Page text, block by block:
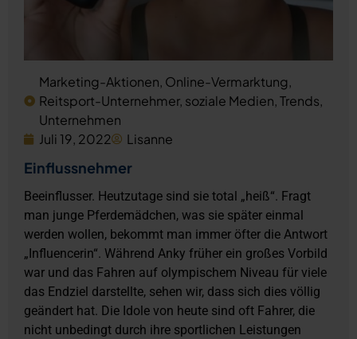
Marketing-Aktionen, Online-Vermarktung,
Reitsport-Unternehmer, soziale Medien,Trends,
Unternehmen
Juli 19, 2022
Lisanne
Einflussnehmer
Beeinflusser. Heutzutage sind sie total „heiß“. Fragt
man junge Pferdemädchen, was sie später einmal
werden wollen, bekommt man immer öfter die Antwort
„Influencerin“. Während Anky früher ein großes Vorbild
war und das Fahren auf olympischem Niveau für viele
das Endziel darstellte, sehen wir, dass sich dies völlig
geändert hat. Die Idole von heute sind oft Fahrer, die
nicht unbedingt durch ihre sportlichen Leistungen